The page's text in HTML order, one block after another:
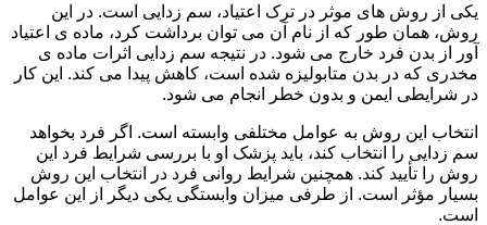
یکی از روش های موثر در ترک اعتیاد، سم زدایی است. در این
روش، همان طور که از نام آن می توان برداشت کرد، ماده ی اعتیاد
آور از بدن فرد خارج می شود. در نتیجه سم زدایی اثرات ماده ی
مخدری که در بدن متابولیزه شده است، کاهش پیدا می کند. این کار
در شرایطی ایمن و بدون خطر انجام می شود.
انتخاب این روش به عوامل مختلفی وابسته است. اگر فرد بخواهد
سم زدایی را انتخاب کند، باید پزشک او با بررسی شرایط فرد این
روش را تأیید کند. همچنین شرایط روانی فرد در انتخاب این روش
بسیار مؤثر است. از طرفی میزان وابستگی یکی دیگر از این عوامل
است.